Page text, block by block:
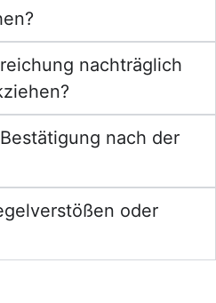
nachträglich
nach der
oder